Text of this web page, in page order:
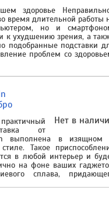
здоровье
время длительной работы
но и
к ухудшению зрения, а
подобранные подставки
проблем со
Нет в
от
выполнена в изящном
Такое
в любой интерьер и
на фоне ваших
сплава,